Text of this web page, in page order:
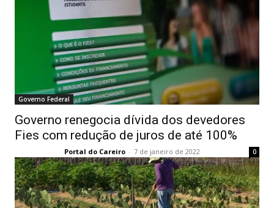
Governo Federal
Governo renegocia dívida dos devedores
Fies com redução de juros de até 100%
Portal do Careiro - 7 de janeiro de 2022 0